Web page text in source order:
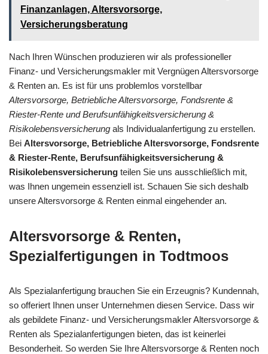
Finanzanlagen, Altersvorsorge,
Versicherungsberatung
Nach Ihren Wünschen produzieren wir als professioneller
Finanz- und Versicherungsmakler mit Vergnügen Altersvorsorge
& Renten an. Es ist für uns problemlos vorstellbar
Altersvorsorge, Betriebliche Altersvorsorge, Fondsrente &
Riester-Rente und Berufsunfähigkeitsversicherung &
Risikolebensversicherung als Individualanfertigung zu erstellen.
Bei Altersvorsorge, Betriebliche Altersvorsorge, Fondsrente
& Riester-Rente, Berufsunfähigkeitsversicherung &
Risikolebensversicherung teilen Sie uns ausschließlich mit,
was Ihnen ungemein essenziell ist. Schauen Sie sich deshalb
unsere Altersvorsorge & Renten einmal eingehender an.
Altersvorsorge & Renten,
Spezialfertigungen in Todtmoos
Als Spezialanfertigung brauchen Sie ein Erzeugnis? Kundennah,
so offeriert Ihnen unser Unternehmen diesen Service. Dass wir
als gebildete Finanz- und Versicherungsmakler Altersvorsorge &
Renten als Spezialanfertigungen bieten, das ist keinerlei
Besonderheit. So werden Sie Ihre Altersvorsorge & Renten noch